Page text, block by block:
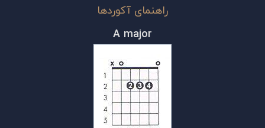
راهنمای آکوردها
A major